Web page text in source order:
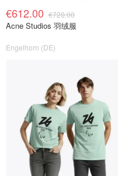
€612.00 €720.00
Acne Studios 羽绒服
Engelhorn (DE)